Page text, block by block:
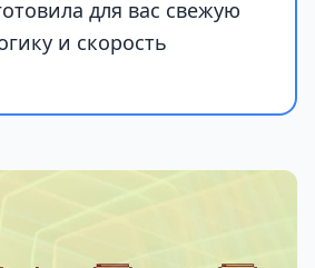
для вас свежую
и скорость